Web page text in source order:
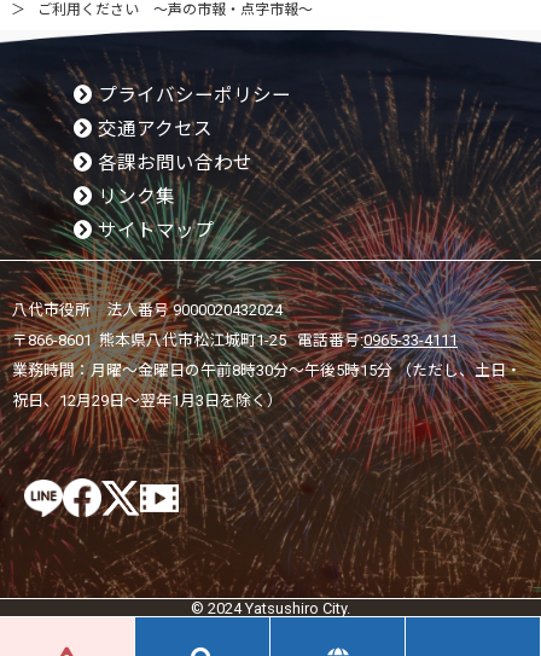
ご利用ください ～声の市報・点字市報～
プライバシーポリシー
交通アクセス
各課お問い合わせ
リンク集
サイトマップ
八代市役所 法人番号 9000020432024
〒866-8601 熊本県八代市松江城町1-25 電話番号:0965-33-4111
業務時間：月曜～金曜日の午前8時30分～午後5時15分 （ただし、土日・
祝日、12月29日～翌年1月3日を除く）
© 2024 Yatsushiro City.